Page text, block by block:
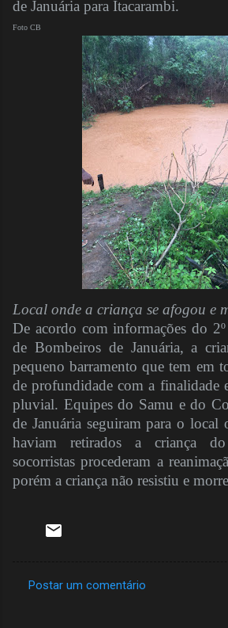
de Januária para Itacarambi.
Foto CB
Local onde a criança se afogou e
De acordo com informações do
de Bombeiros de Januária, a
pequeno barramento que tem em
de profundidade com a finalidade
pluvial. Equipes do Samu e do
de Januária seguiram para o local
haviam retirados a criança
socorristas procederam a
porém a criança não resistiu e
Postar um comentário